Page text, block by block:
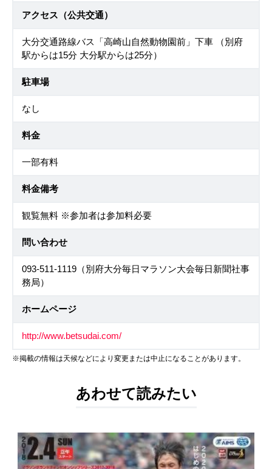
アクセス（公共交通）
大分交通路線バス「高崎山自然動物園前」下車 （別府
駅からは15分 大分駅からは25分）
駐車場
なし
料金
一部有料
料金備考
観覧無料 ※参加者は参加料必要
問い合わせ
093-511-1119（別府大分毎日マラソン大会毎日新聞社事
務局）
ホームページ
http://www.betsudai.com/
※掲載の情報は天候などにより変更または中止になることがあります。
あわせて読みたい